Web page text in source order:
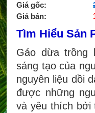
Giá gốc:
Giá bán:
Tìm Hiểu Sản
Gáo dừa trồng
sáng tạo của
nguyên liệu dồi
được những
và yêu thích bởi